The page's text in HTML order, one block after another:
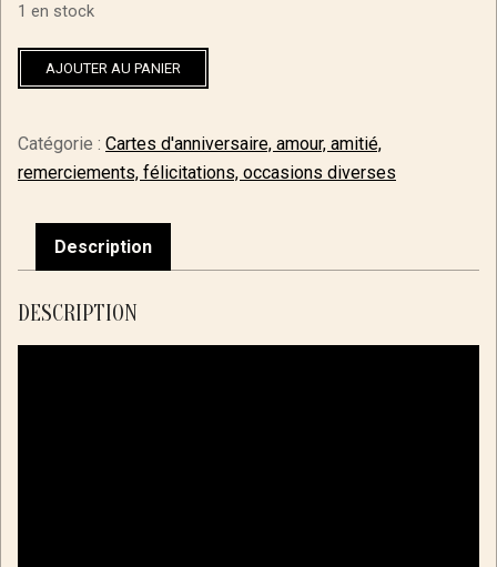
1 en stock
quantité
t'aime"
(
pleut
cœurs)
AJOUTER AU PANIER
Catégorie : Cartes d'anniversaire, amour, amitié,
remerciements, félicitations, occasions diverses
Description
DESCRIPTION